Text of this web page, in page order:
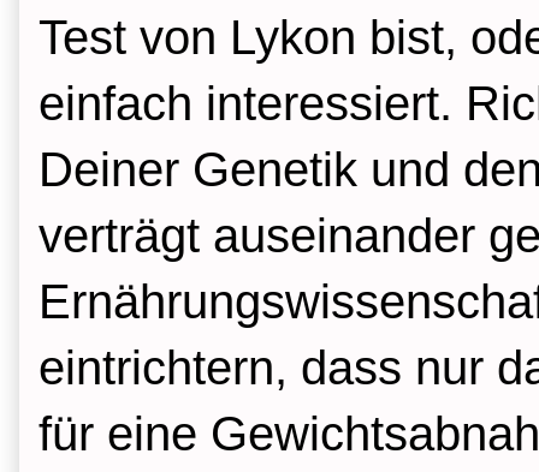
Test von Lykon bist,
einfach interessiert.
Deiner Genetik und
verträgt auseinander
eintrichtern, dass nur
für eine